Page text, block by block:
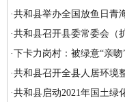
·共和县举办全国放鱼日青
·共和县召开县委常委会（
·下卡力岗村：被绿意“亲吻
·共和县召开全县人居环境
·共和县启动2021年国土绿